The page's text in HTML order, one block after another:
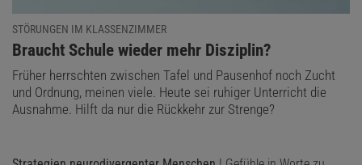
STÖRUNGEN IM KLASSENZIMMER
:
Braucht Schule wieder mehr Disziplin?
Früher herrschten zwischen Tafel und Pausenhof noch Zucht
und Ordnung, meinen viele. Heute sei ruhiger Unterricht die
Ausnahme. Hilft da nur die Rückkehr zur Strenge?